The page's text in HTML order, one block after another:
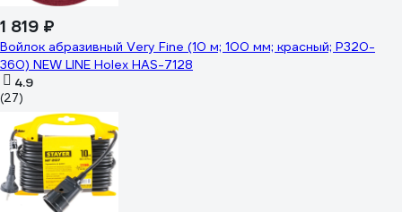
1 819 ₽
Войлок абразивный Very Fine (10 м; 100 мм; красный; Р320-
360) NEW LINE Holex HAS-7128
4.9
(27)